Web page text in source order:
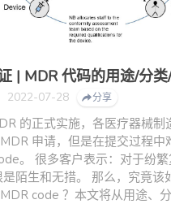
| MDR 代码的用途/分类
2022-07-28 分享
的正式实施，各医疗器械制
申请，但是在提交过程中
。 很多客户表示：对于纷
陌生和无措。 那么，究竟该
code ？本文将从用途、